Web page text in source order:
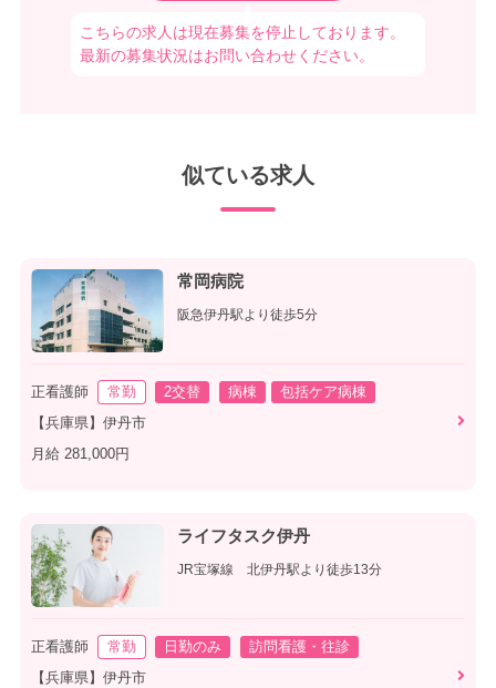
こちらの求人は現在募集を停止しております。
最新の募集状況はお問い合わせください。
似ている求人
常岡病院
阪急伊丹駅より徒歩5分
正看護師 常勤 2交替 病棟
包括ケア病棟
【兵庫県】伊丹市
月給 281,000円
ライフタスク伊丹
JR宝塚線 北伊丹駅より徒歩13分
正看護師 常勤 日勤のみ
訪問看護・往診
【兵庫県】伊丹市